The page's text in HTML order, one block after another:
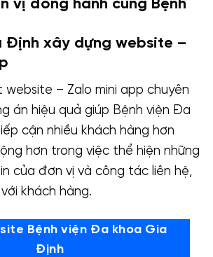
vị đồng hành cùng Bệnh
Định xây dựng website –
– Zalo mini app chuyên
án hiệu quả giúp Bệnh viện Đa
cận nhiều khách hàng hơn
hơn trong việc thể hiện những
của đơn vị và công tác liên hệ,
khách hàng.
Bệnh viện Đa khoa Gia
Định